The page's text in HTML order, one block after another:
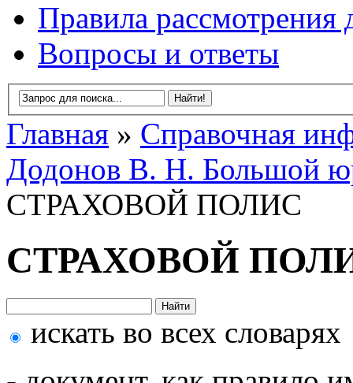
Правила рассмотрения
Вопросы и ответы
Главная » Справочная
Додонов В. Н. Большой
СТРАХОВОЙ ПОЛИС
СТРАХОВОЙ
искать во всех словарях